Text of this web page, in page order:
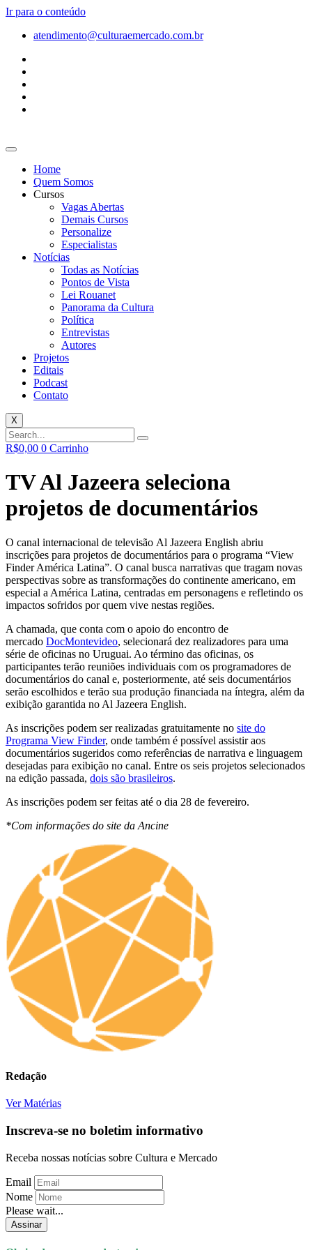
Ir para o conteúdo
atendimento@culturaemercado.com.br
Home
Quem Somos
Cursos
Vagas Abertas
Demais Cursos
Personalize
Especialistas
Notícias
Todas as Notícias
Pontos de Vista
Lei Rouanet
Panorama da Cultura
Política
Entrevistas
Autores
Projetos
Editais
Podcast
Contato
X
R$0,00 0 Carrinho
TV Al Jazeera seleciona
projetos de documentários
O canal internacional de televisão Al Jazeera English abriu
inscrições para projetos de documentários para o programa “View
Finder América Latina”. O canal busca narrativas que tragam novas
perspectivas sobre as transformações do continente americano, em
especial a América Latina, centradas em personagens e refletindo os
impactos sofridos por quem vive nestas regiões.
A chamada, que conta com o apoio do encontro de
mercado DocMontevideo, selecionará dez realizadores para uma
série de oficinas no Uruguai. Ao término das oficinas, os
participantes terão reuniões individuais com os programadores de
documentários do canal e, posteriormente, até seis documentários
serão escolhidos e terão sua produção financiada na íntegra, além da
exibição garantida no Al Jazeera English.
As inscrições podem ser realizadas gratuitamente no site do
Programa View Finder, onde também é possível assistir aos
documentários sugeridos como referências de narrativa e linguagem
desejadas para exibição no canal. Entre os seis projetos selecionados
na edição passada, dois são brasileiros.
As inscrições podem ser feitas até o dia 28 de fevereiro.
*Com informações do site da Ancine
Redação
Ver Matérias
Inscreva-se no boletim informativo
Receba nossas notícias sobre Cultura e Mercado
Email
Nome
Please wait...
Assinar